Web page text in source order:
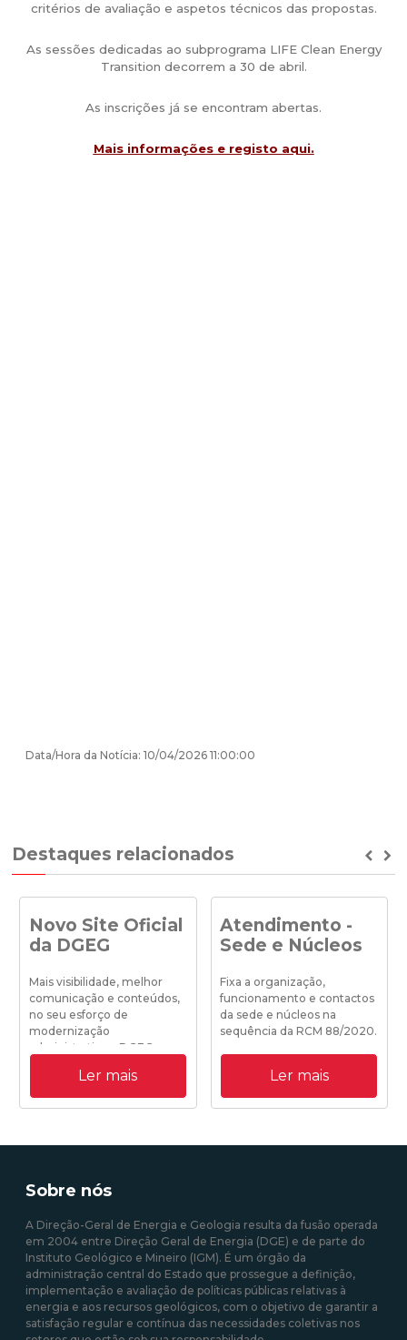
critérios de avaliação e aspetos técnicos das propostas.
As sessões dedicadas ao subprograma LIFE Clean Energy
Transition decorrem a 30 de abril.
As inscrições já se encontram abertas.
Mais informações e registo aqui.
Data/Hora da Notícia: 10/04/2026 11:00:00
Destaques relacionados
Novo Site Oficial
da DGEG
Mais visibilidade, melhor
comunicação e conteúdos,
no seu esforço de
modernização
administrativa a DGEG
institucional.
31/08/2020 09:00:00
Ler mais
Atendimento -
Sede e Núcleos
Fixa a organização,
funcionamento e contactos
da sede e núcleos na
sequência da RCM 88/2020.
19/10/2020 18:25:00
Ler mais
Sobre nós
A Direção-Geral de Energia e Geologia resulta da fusão operada
em 2004 entre Direção Geral de Energia (DGE) e de parte do
Instituto Geológico e Mineiro (IGM). É um órgão da
administração central do Estado que prossegue a definição,
implementação e avaliação de políticas públicas relativas à
energia e aos recursos geológicos, com o objetivo de garantir a
satisfação regular e contínua das necessidades coletivas nos